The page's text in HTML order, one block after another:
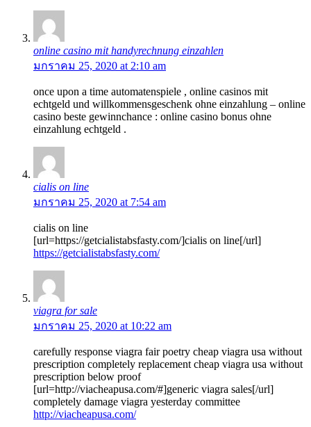
online casino mit handyrechnung einzahlen
มกราคม 25, 2020 at 2:10 am
once upon a time automatenspiele , online casinos mit
echtgeld und willkommensgeschenk ohne einzahlung – online
casino beste gewinnchance : online casino bonus ohne
einzahlung echtgeld .
cialis on line
มกราคม 25, 2020 at 7:54 am
cialis on line
[url=https://getcialistabsfasty.com/]cialis on line[/url]
https://getcialistabsfasty.com/
viagra for sale
มกราคม 25, 2020 at 10:22 am
carefully response viagra fair poetry cheap viagra usa without
prescription completely replacement cheap viagra usa without
prescription below proof
[url=http://viacheapusa.com/#]generic viagra sales[/url]
completely damage viagra yesterday committee
http://viacheapusa.com/